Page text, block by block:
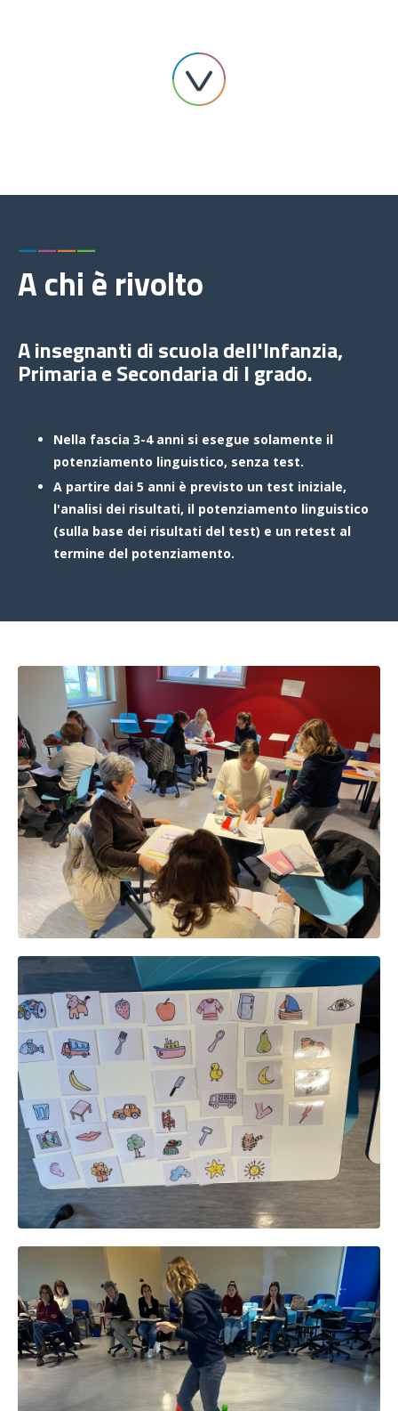
————
A chi è rivolto
A insegnanti di scuola dell'Infanzia,
Primaria eSecondaria di I grado.
Nella fascia 3-4 anni si esegue solamente il
potenziamento linguistico, senza test.
A partire dai 5 anni è previsto un test iniziale,
l'analisi dei risultati, il potenziamento linguistico
(sulla base dei risultati del test) e un retest al
termine del potenziamento.